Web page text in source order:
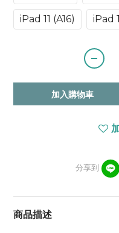
iPad 11 (A16) iPad
加入購物車
分享到
商品描述